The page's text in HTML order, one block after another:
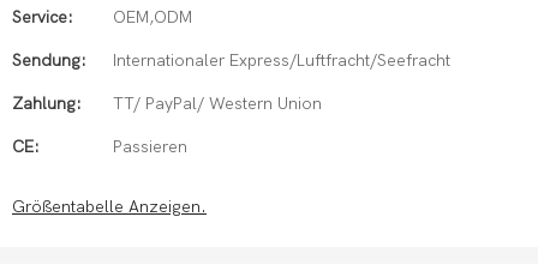
Service: OEM,ODM
Sendung: Internationaler Express/Luftfracht/Seefracht
Zahlung: TT/ PayPal/ Western Union
CE: Passieren
Größentabelle Anzeigen.